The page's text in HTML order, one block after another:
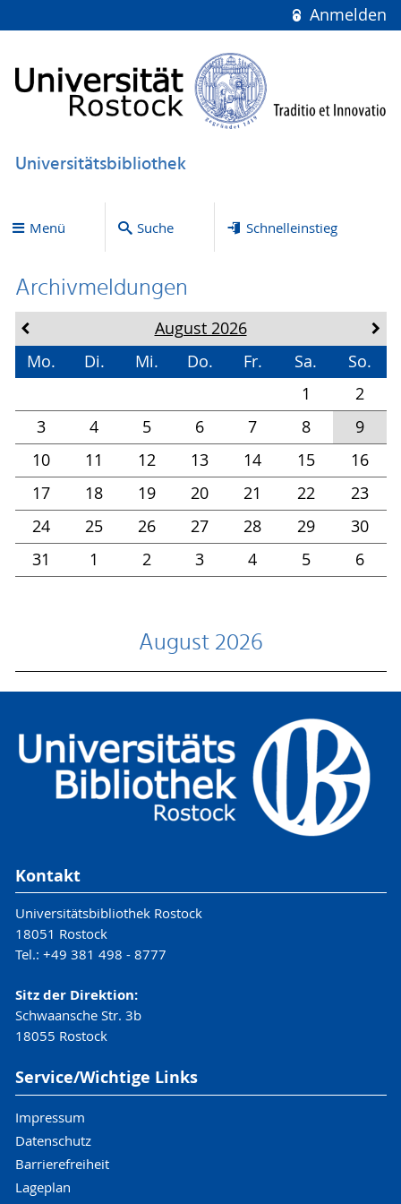
Anmelden
Universitätsbibliothek
Menü Suche Schnelleinstieg
Archivmeldungen
August 2026
Mo.
Di. Mi. Do. Fr. Sa.
So.
1
2
3
4 5 6 7 8
9
10
11 12 13 14 15
16
17
18 19 20 21 22
23
24
25 26 27 28 29
30
31
1 2 3 4 5 6
August 2026
Kontakt
Universitätsbibliothek Rostock
18051 Rostock
Tel.: +49 381 498 - 8777
Sitz der Direktion:
Schwaansche Str. 3b
18055 Rostock
Service/Wichtige Links
Impressum
Datenschutz
Barrierefreiheit
Lageplan